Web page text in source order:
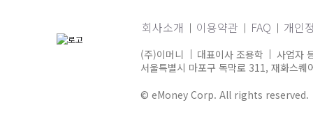
회사소개 이용약관 FAQ 개인
(주)이머니 대표이사 조용학
사업자
서울특별시 마포구 독막로 311, 재화스
© eMoney Corp. All rights reserved.